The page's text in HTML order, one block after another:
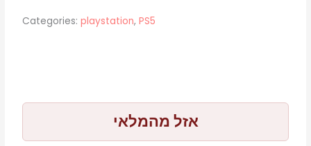
Categories: playstation,PS5
אזל מהמלאי